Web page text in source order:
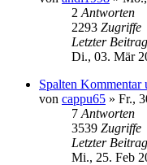
2 Antworten
2293 Zugriffe
Letzter Beitrag
Di., 03. Mär
Spalten Kommentar
von cappu65 » Fr.,
7 Antworten
3539 Zugriffe
Letzter Beitrag
Mi., 25. Feb